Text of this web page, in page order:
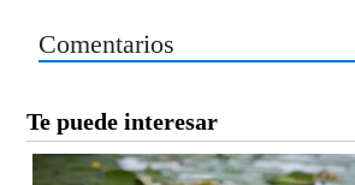
Comentarios